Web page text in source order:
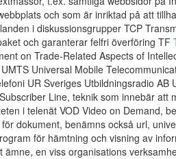
och som är inriktad på att
i diskussionsgrupper TCP
och garanterar felfri överföring TF
on Trade-Related Aspects of
Universal Mobile
UR Sveriges Utbildningsradio AB
Line, teknik som innebär att
i telenät VOD Video on Demand,
dokument, benämns också url,
för hämtning och visning av
ämne, en viss organisations